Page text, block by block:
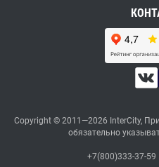
Copyright © 2011—2026 InterCity,
обязательно
+7(800)333-37-59